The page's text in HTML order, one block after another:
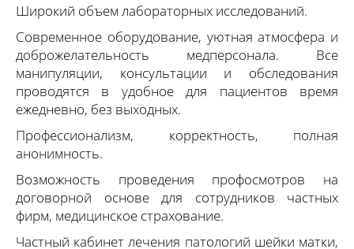
Широкий объем лабораторных исследований.
Современное оборудование, уютная атмосфера и
доброжелательность медперсонала. Все
манипуляции, консультации и обследования
проводятся в удобное для пациентов время
ежедневно, без выходных.
Профессионализм, корректность, полная
анонимность.
Возможность проведения профосмотров на
договорной основе для сотрудников частных
фирм, медицинское страхование.
Частный кабинет лечения патологий шейки матки,